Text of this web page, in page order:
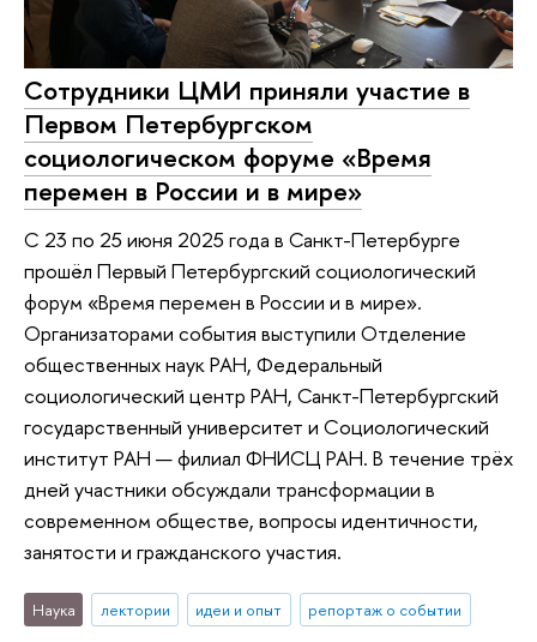
Сотрудники ЦМИ приняли участие в
Первом Петербургском
социологическом форуме «Время
перемен в России и в мире»
С 23 по 25 июня 2025 года в Санкт-Петербурге
прошёл Первый Петербургский социологический
форум «Время перемен в России и в мире».
Организаторами события выступили Отделение
общественных наук РАН, Федеральный
социологический центр РАН, Санкт-Петербургский
государственный университет и Социологический
институт РАН — филиал ФНИСЦ РАН. В течение трёх
дней участники обсуждали трансформации в
современном обществе, вопросы идентичности,
занятости и гражданского участия.
Наука лектории идеи и опыт репортаж о событии